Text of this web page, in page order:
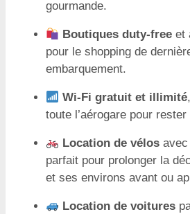
gourmande.
Boutiques duty-free et
pour le shopping de
embarquement.
Wi-Fi gratuit et illimité
toute l’aérogare pour
Location de vélos
parfait pour prolonger la
et ses environs avant ou
Location de voitures